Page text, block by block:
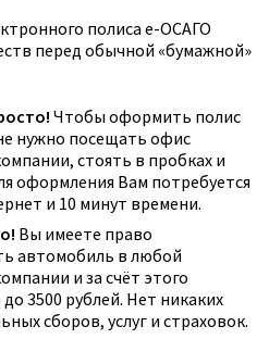
полиса е-ОСАГО
перед обычной «бумажной»
Чтобы оформить полис
нужно посещать офис
стоять в пробках и
оформления Вам потребуется
и 10 минут времени.
Вы имеете право
автомобиль в любой
и за счёт этого
3500 рублей. Нет никаких
сборов, услуг и страховок.